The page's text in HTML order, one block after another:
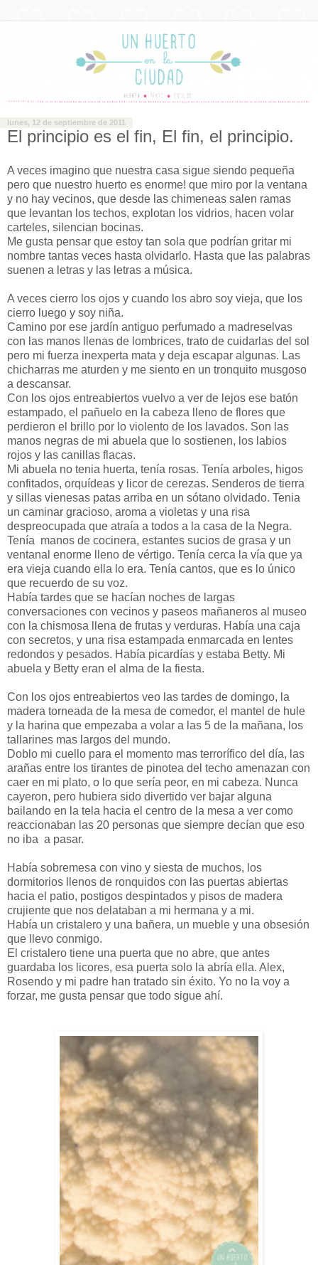
lunes, 12 de septiembre de 2011
El principio es el fin, El fin, el principio.
A veces imagino que nuestra casa sigue siendo pequeña
pero que nuestro huerto es enorme! que miro por la ventana
y no hay vecinos, que desde las chimeneas salen ramas
que levantan los techos, explotan los vidrios, hacen volar
carteles, silencian bocinas.
Me gusta pensar que estoy tan sola que podrían gritar mi
nombre tantas veces hasta olvidarlo. Hasta que las palabras
suenen a letras y las letras a música.
A veces cierro los ojos y cuando los abro soy vieja, que los
cierro luego y soy niña.
Camino por ese jardín antiguo perfumado a madreselvas
con las manos llenas de lombrices, trato de cuidarlas del sol
pero mi fuerza inexperta mata y deja escapar algunas. Las
chicharras me aturden y me siento en un tronquito musgoso
a descansar.
Con los ojos entreabiertos vuelvo a ver de lejos ese batón
estampado, el pañuelo en la cabeza lleno de flores que
perdieron el brillo por lo violento de los lavados. Son las
manos negras de mi abuela que lo sostienen, los labios
rojos y las canillas flacas.
Mi abuela no tenia huerta, tenía rosas. Tenía arboles, higos
confitados, orquídeas y licor de cerezas. Senderos de tierra
y sillas vienesas patas arriba en un sótano olvidado. Tenia
un caminar gracioso, aroma a violetas y una risa
despreocupada que atraía a todos a la casa de la Negra.
Tenía manos de cocinera, estantes sucios de grasa y un
ventanal enorme lleno de vértigo. Tenía cerca la vía que ya
era vieja cuando ella lo era. Tenía cantos, que es lo único
que recuerdo de su voz.
Había tardes que se hacían noches de largas
conversaciones con vecinos y paseos mañaneros al museo
con la chismosa llena de frutas y verduras. Había una caja
con secretos, y una risa estampada enmarcada en lentes
redondos y pesados. Había picardías y estaba Betty. Mi
abuela y Betty eran el alma de la fiesta.
Con los ojos entreabiertos veo las tardes de domingo, la
madera torneada de la mesa de comedor, el mantel de hule
y la harina que empezaba a volar a las 5 de la mañana, los
tallarines mas largos del mundo.
Doblo mi cuello para el momento mas terrorífico del día, las
arañas entre los tirantes de pinotea del techo amenazan con
caer en mi plato, o lo que sería peor, en mi cabeza. Nunca
cayeron, pero hubiera sido divertido ver bajar alguna
bailando en la tela hacia el centro de la mesa a ver como
reaccionaban las 20 personas que siempre decían que eso
no iba a pasar.
Había sobremesa con vino y siesta de muchos, los
dormitorios llenos de ronquidos con las puertas abiertas
hacia el patio, postigos despintados y pisos de madera
crujiente que nos delataban a mi hermana y a mi.
Había un cristalero y una bañera, un mueble y una obsesión
que llevo conmigo.
El cristalero tiene una puerta que no abre, que antes
guardaba los licores, esa puerta solo la abría ella. Alex,
Rosendo y mi padre han tratado sin éxito. Yo no la voy a
forzar, me gusta pensar que todo sigue ahí.